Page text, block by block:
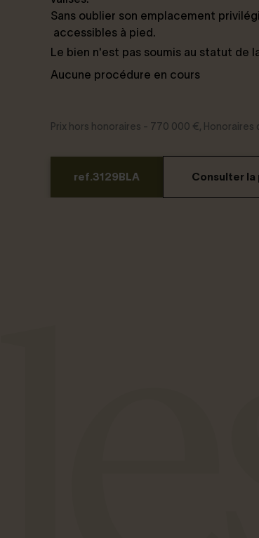
Sans oublier son emplacement
accessibles à pied.
Le bien n'est pas soumis au statut de
Aucune procédure en cours
Prix hors honoraires - 770 000 €,
ref.3129BLA Consulter